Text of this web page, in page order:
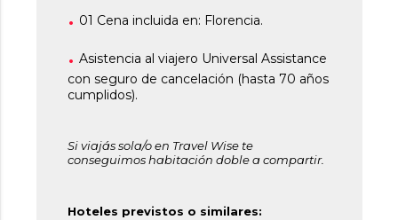
01 Cena incluida en: Florencia.
Asistencia al viajero Universal Assistance
con seguro de cancelación (hasta 70 años
cumplidos).
Si viajás sola/o en Travel Wise te
conseguimos habitación doble a compartir.
Hoteles previstos o similares: